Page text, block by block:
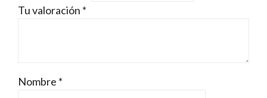
Tu valoración *
Nombre *